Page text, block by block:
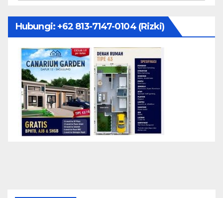
Hubungi: ‪+62 813-7147-0104‬ (Rizki)